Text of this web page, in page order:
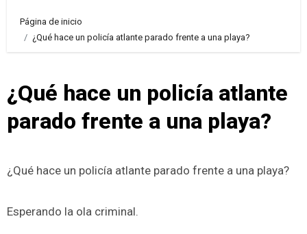
Página de inicio
¿Qué hace un policía atlante parado frente a una playa?
¿Qué hace un policía atlante
parado frente a una playa?
¿Qué hace un policía atlante parado frente a una playa?
Esperando la ola criminal.